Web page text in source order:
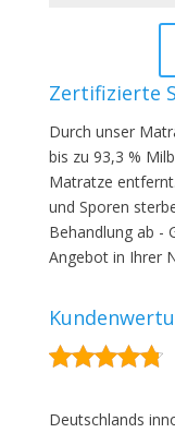
Zertifizierte
Durch unser
bis zu 93,3 %
Matratze
und Sporen
Behandlung ab -
Angebot in Ihrer
Deutschlands